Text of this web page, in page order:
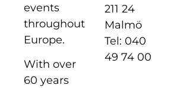
events
throughout
Europe.
With over
60 years
211 24
Malmö
Tel: 040
49 74 00